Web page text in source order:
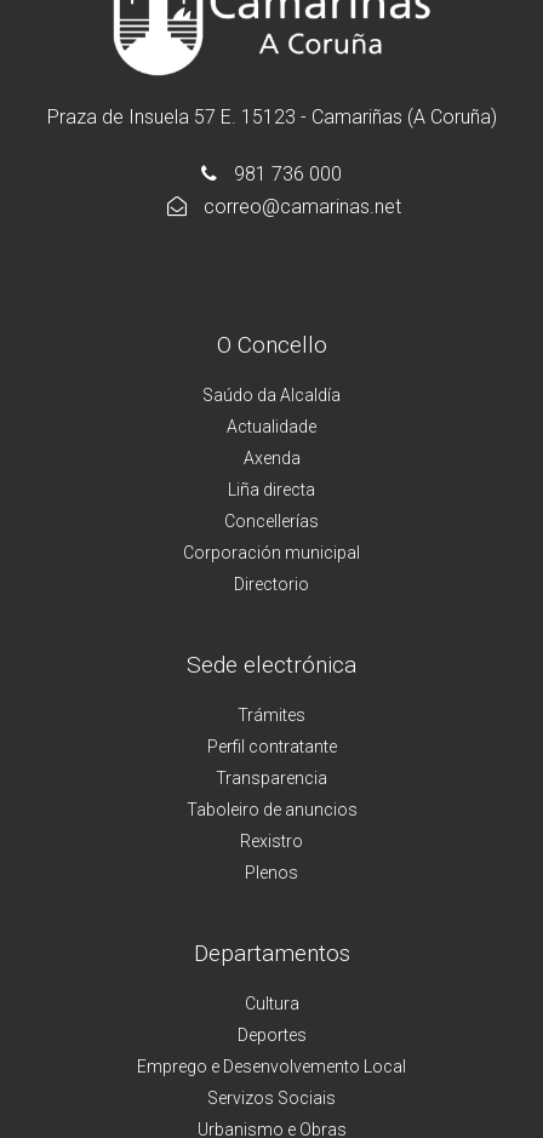
Praza de Insuela 57 E. 15123 - Camariñas (A Coruña)
981 736 000
correo@camarinas.net
O Concello
Saúdo da Alcaldía
Actualidade
Axenda
Liña directa
Concellerías
Corporación municipal
Directorio
Sede electrónica
Trámites
Perfil contratante
Transparencia
Taboleiro de anuncios
Rexistro
Plenos
Departamentos
Cultura
Deportes
Emprego e Desenvolvemento Local
Servizos Sociais
Urbanismo e Obras